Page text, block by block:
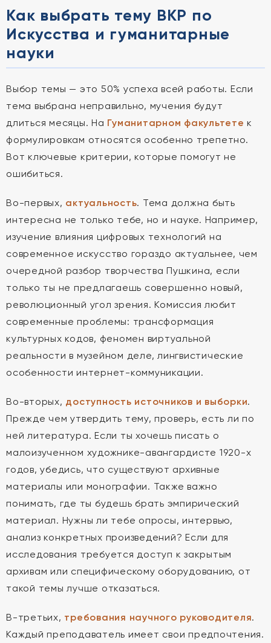
Как выбрать тему ВКР по
Искусства и гуманитарные
науки
Выбор темы — это 50% успеха всей работы. Если
тема выбрана неправильно, мучения будут
длиться месяцы. На Гуманитарном факультете к
формулировкам относятся особенно трепетно.
Вот ключевые критерии, которые помогут не
ошибиться.
Во-первых, актуальность. Тема должна быть
интересна не только тебе, но и науке. Например,
изучение влияния цифровых технологий на
современное искусство гораздо актуальнее, чем
очередной разбор творчества Пушкина, если
только ты не предлагаешь совершенно новый,
революционный угол зрения. Комиссия любит
современные проблемы: трансформация
культурных кодов, феномен виртуальной
реальности в музейном деле, лингвистические
особенности интернет-коммуникации.
Во-вторых, доступность источников и выборки.
Прежде чем утвердить тему, проверь, есть ли по
ней литература. Если ты хочешь писать о
малоизученном художнике-авангардисте 1920-х
годов, убедись, что существуют архивные
материалы или монографии. Также важно
понимать, где ты будешь брать эмпирический
материал. Нужны ли тебе опросы, интервью,
анализ конкретных произведений? Если для
исследования требуется доступ к закрытым
архивам или специфическому оборудованию, от
такой темы лучше отказаться.
В-третьих, требования научного руководителя.
Каждый преподаватель имеет свои предпочтения.